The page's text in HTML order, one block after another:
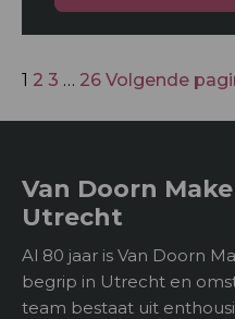
1 2 3 … 26 Volgende
Van Doorn
Utrecht
Al 80 jaar is Van Doorn
begrip in Utrecht en
team bestaat uit